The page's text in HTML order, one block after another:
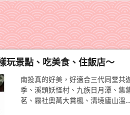
玩景點、吃美食、住飯店～
南投真的好美，好適合三代同堂共
季、溪頭妖怪村、九族日月潭、集
茗、霧社奧萬大賞楓、清境廬山溫…